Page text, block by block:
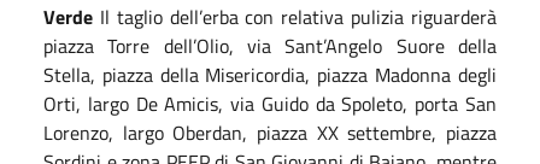
Verde Il taglio dell’erba con relativa pulizia riguarderà
piazza Torre dell’Olio, via Sant’Angelo Suore della
Stella, piazza della Misericordia, piazza Madonna degli
Orti, largo De Amicis, via Guido da Spoleto, porta San
Lorenzo, largo Oberdan, piazza XX settembre, piazza